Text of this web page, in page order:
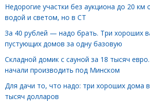
Недорогие участки без аукциона до 20 км
водой и светом, но в СТ
За 40 рублей — надо брать. Три хороших
пустующих домов за одну базовую
Складной домик с сауной за 18 тысяч
начали производить под Минском
Для дачи то, что надо: три хороших дома
тысяч долларов